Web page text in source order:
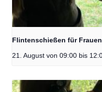
Flintenschießen für
21. August von 09:00 bis